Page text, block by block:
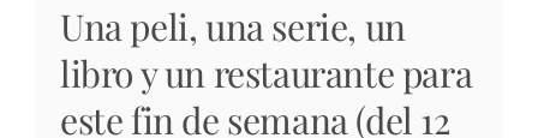
Una peli, una serie, un
libro y un restaurante para
este fin de semana (del 12